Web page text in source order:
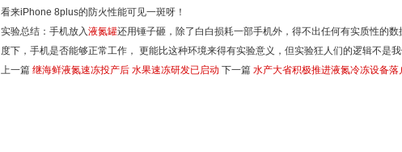
看来iPhone 8plus的防火性能可见一斑呀！
实验总结：手机放入液氮罐还用锤子砸，除了白白损耗一部手机外，得不出任何有实质性的
度下，手机是否能够正常工作， 更能比这种环境来得有实验意义，但实验狂人们的逻辑不是我
上一篇 继海鲜液氮速冻投产后 水果速冻研发已启动 下一篇 水产大省积极推进液氮冷冻设备落